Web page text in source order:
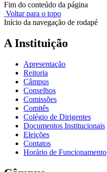
Fim do conteúdo da página
Voltar para o topo
Início da navegação de rodapé
A Instituição
Apresentação
Reitoria
Câmpus
Conselhos
Comissões
Comitês
Colégio de Dirigentes
Documentos Institucionais
Eleições
Contatos
Horário de Funcionamento